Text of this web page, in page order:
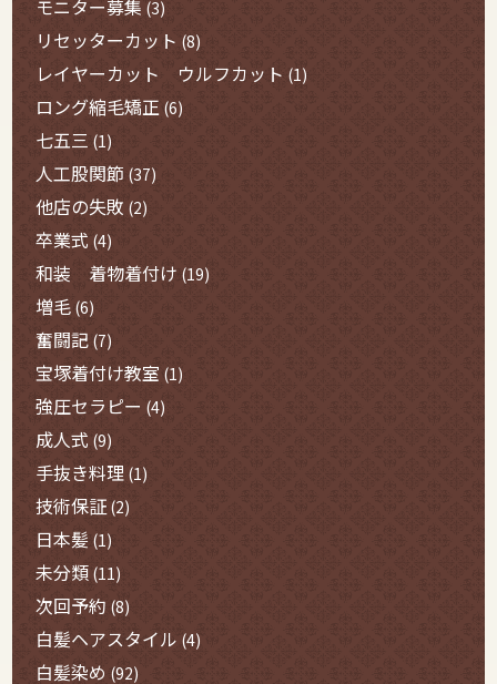
モニター募集 (3)
リセッターカット (8)
レイヤーカット ウルフカット (1)
ロング縮毛矯正 (6)
七五三 (1)
人工股関節 (37)
他店の失敗 (2)
卒業式 (4)
和装 着物着付け (19)
増毛 (6)
奮闘記 (7)
宝塚着付け教室 (1)
強圧セラピー (4)
成人式 (9)
手抜き料理 (1)
技術保証 (2)
日本髪 (1)
未分類 (11)
次回予約 (8)
白髪ヘアスタイル (4)
白髪染め (92)